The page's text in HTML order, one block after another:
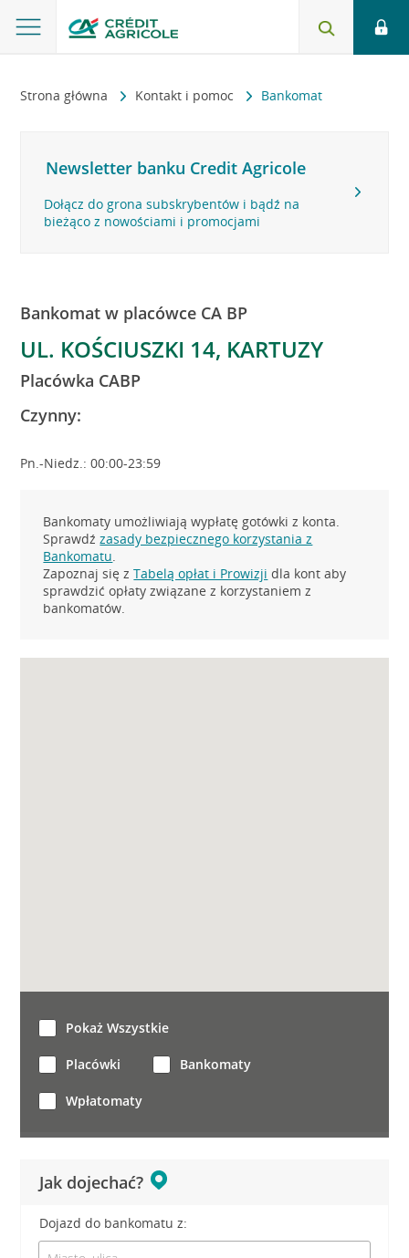
Strona główna Kontakt i pomoc Bankomat
Newsletter banku Credit Agricole
Dołącz do grona subskrybentów i bądź na
bieżąco z nowościami i promocjami
Bankomat w placówce CA BP
UL. KOŚCIUSZKI 14, KARTUZY
Placówka CABP
Czynny:
Pn.-Niedz.: 00:00-23:59
Bankomaty umożliwiają wypłatę gotówki z konta.
Sprawdźzasady bezpiecznego korzystania z
Bankomatu.
Zapoznaj się zTabelą opłat i Prowizji dla kont aby
sprawdzić opłaty związane z korzystaniem z
bankomatów.
Jak dojechać?
Dojazd do bankomatu z:
Pokaż Wszystkie
Placówki Bankomaty
Wpłatomaty